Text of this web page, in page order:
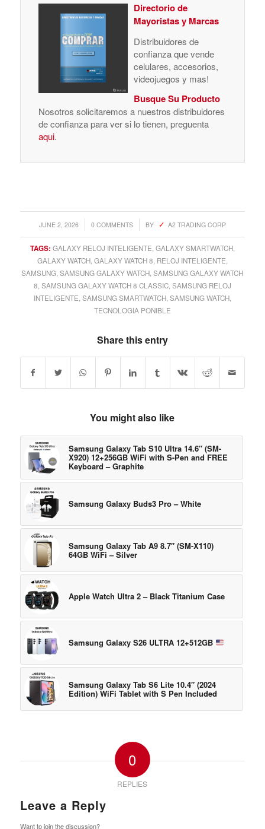
Directorio de
Mayoristas y Marcas
Distribuidores de
confianza que vende
celulares, accesorios,
videojuegos y mas!
Busque Su Producto
Nosotros solicitaremos a nuestros distribuidores
de confianza para ver si lo tienen, preguenta
aqui.
JUNE 2, 2026
/ 0 COMMENTS
/ BY A2 TRADING CORP
TAGS: GALAXY RELOJ INTELIGENTE GALAXY SMARTWATCH,
GALAXY WATCH, GALAXY WATCH 8 RELOJ INTELIGENTE
SAMSUNG ,SAMSUNG GALAXY WATCH ,SAMSUNG GALAXY WATCH
8 SAMSUNG GALAXY WATCH 8 CLASSIC, SAMSUNG RELOJ
INTELIGENTE SAMSUNG SMARTWATCH, SAMSUNG WATCH,
TECNOLOGIA PONIBLE
Share this entry
You might also like
Samsung Galaxy Tab S10 Ultra 14.6″ (SM-
X920) 12+256GB WiFi with S-Pen and FREE
Keyboard – Graphite
Samsung Galaxy Buds3 Pro – White
Samsung Galaxy Tab A9 8.7″ (SM-X110)
64GB WiFi – Silver
Apple Watch Ultra 2 – Black Titanium Case
Samsung Galaxy S26 ULTRA 12+512GB
Samsung Galaxy Tab S6 Lite 10.4″ (2024
Edition) WiFi Tablet with S Pen Included
0
REPLIES
Leave a Reply
Want to join the discussion?